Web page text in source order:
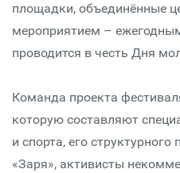
площадки, объединённые
мероприятием –
проводится в честь Дня
Команда проекта
которую составляют
и спорта, его
«Заря», активисты